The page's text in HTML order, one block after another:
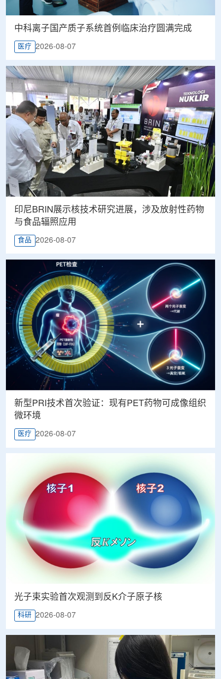
中科离子国产质子系统首例临床治疗圆满完成
医疗 2026-08-07
印尼BRIN展示核技术研究进展，涉及放射性药物
与食品辐照应用
食品 2026-08-07
新型PRI技术首次验证：现有PET药物可成像组织
微环境
医疗 2026-08-07
光子束实验首次观测到反K介子原子核
科研 2026-08-07